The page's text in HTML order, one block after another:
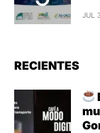
JUL
RECIENTES